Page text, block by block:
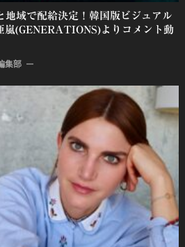
地域で配給決定！韓国版ビジュアル
嵐(GENERATIONS)よりコメント動
集部